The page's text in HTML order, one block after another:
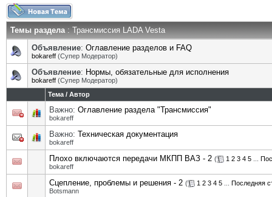
Темы раздела: Трансмиссия LADA Vesta
Объявление: Оглавление разделов и FAQ
bokareff (Супер Модератор)
Объявление: Нормы, обязательные для исполнения
bokareff (Супер Модератор)
Тема / Автор
Важно: Оглавление раздела "Трансмиссия"
bokareff
Важно: Техническая документация
bokareff
Плохо включаются передачи МКПП ВАЗ - 2 ( 1 2 3 4 5
bokareff
Сцепление, проблемы и решения - 2 ( 1 2 3 4 5
Последняя
Botsmann